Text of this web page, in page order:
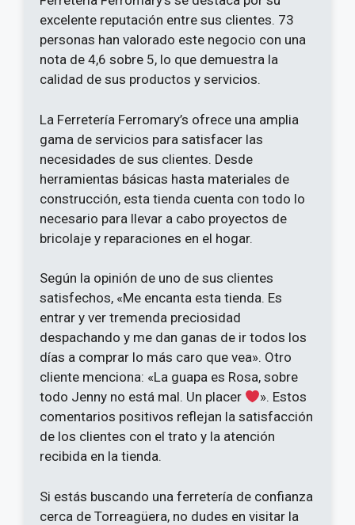
excelente reputación entre sus clientes. 73
personas han valorado este negocio con una
nota de 4,6 sobre 5, lo que demuestra la
calidad de sus productos y servicios.
La Ferretería Ferromary’s ofrece una amplia
gama de servicios para satisfacer las
necesidades de sus clientes. Desde
herramientas básicas hasta materiales de
construcción, esta tienda cuenta con todo lo
necesario para llevar a cabo proyectos de
bricolaje y reparaciones en el hogar.
Según la opinión de uno de sus clientes
satisfechos, «Me encanta esta tienda. Es
entrar y ver tremenda preciosidad
despachando y me dan ganas de ir todos los
días a comprar lo más caro que vea». Otro
cliente menciona: «La guapa es Rosa, sobre
todo Jenny no está mal. Un placer
». Estos
comentarios positivos reflejan la satisfacción
de los clientes con el trato y la atención
recibida en la tienda.
Si estás buscando una ferretería de confianza
cerca de Torreagüera, no dudes en visitar la